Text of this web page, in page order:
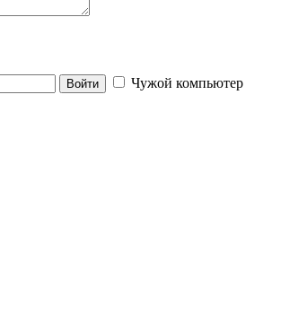
Войти
Чужой компьютер